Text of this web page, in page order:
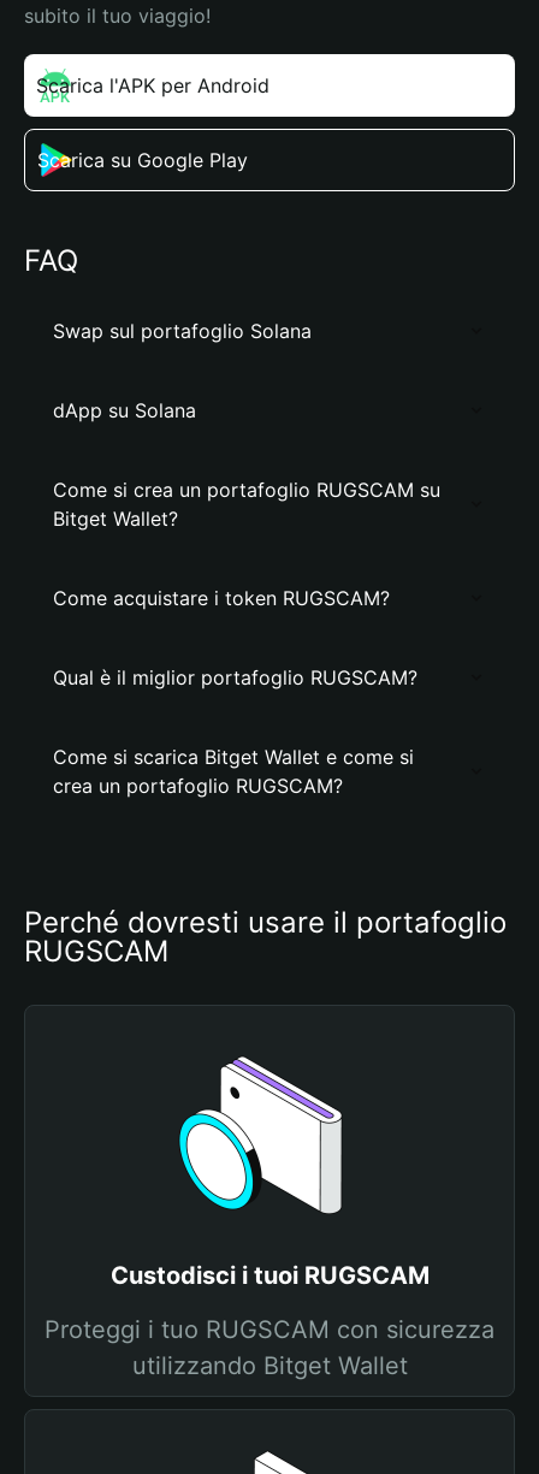
subito il tuo viaggio!
Scarica l'APK per Android
Scarica su Google Play
FAQ
Swap sul portafoglio Solana
dApp su Solana
Come si crea un portafoglio RUGSCAM su
Bitget Wallet?
Come acquistare i token RUGSCAM?
Qual è il miglior portafoglio RUGSCAM?
Come si scarica Bitget Wallet e come si
crea un portafoglio RUGSCAM?
Perché dovresti usare il portafoglio
RUGSCAM
Custodisci i tuoi RUGSCAM
Proteggi i tuo RUGSCAM con sicurezza
utilizzando Bitget Wallet